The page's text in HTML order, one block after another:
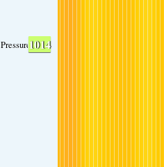
Pressure1014